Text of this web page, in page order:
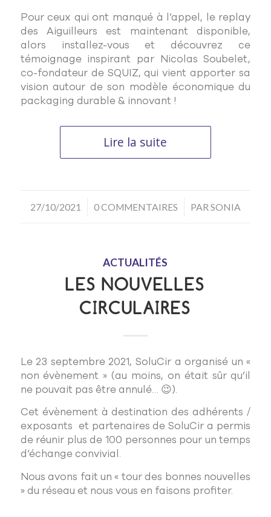
Pour ceux qui ont manqué à l’appel, le replay
des Aiguilleurs est maintenant disponible,
alors installez-vous et découvrez ce
témoignage inspirant par Nicolas Soubelet,
co-fondateur de SQUIZ, qui vient apporter sa
vision autour de son modèle économique du
packaging durable & innovant !
Lire la suite
27/10/2021
/ 0 COMMENTAIRES
/ PAR SONIA
ACTUALITÉS
LES NOUVELLES
CIRCULAIRES
Le 23 septembre 2021, SoluCir a organisé un «
non évènement » (au moins, on était sûr qu’il
ne pouvait pas être annulé… 😉).
Cet évènement à destination des adhérents /
exposants et partenaires de SoluCir a permis
de réunir plus de 100 personnes pour un temps
d’échange convivial.
Nous avons fait un « tour des bonnes nouvelles
» du réseau et nous vous en faisons profiter.